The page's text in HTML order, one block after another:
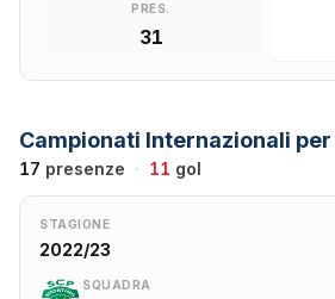
PRES.
31
Campionati Internazionali per
17 presenze · 11 gol
STAGIONE
2022/23
SQUADRA